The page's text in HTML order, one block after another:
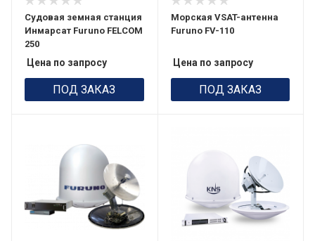
Судовая земная станция
Инмарсат Furuno FELCOM
250
Цена по запросу
ПОД ЗАКАЗ
Морская VSAT-антенна
Furuno FV-110
Цена по запросу
ПОД ЗАКАЗ